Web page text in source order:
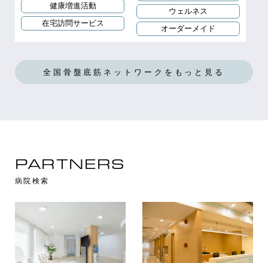
健康増進活動
在宅訪問サービス
ウェルネス
オーダーメイド
全国骨盤底筋ネットワークをもっと見る
PARTNERS
病院検索